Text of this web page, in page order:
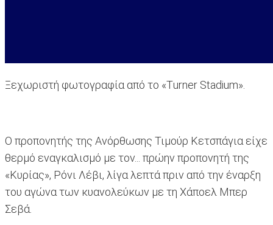
Ξεχωριστή φωτογραφία από το «Τurner Stadium».
Ο προπονητής της Ανόρθωσης Τιμούρ Κετσπάγια είχε
θερμό εναγκαλισμό με τον... πρώην προπονητή της
«Κυρίας», Ρόνι Λέβι, λίγα λεπτά πριν από την έναρξη
του αγώνα των κυανολεύκων με τη Χάποελ Μπερ
Σεβά.